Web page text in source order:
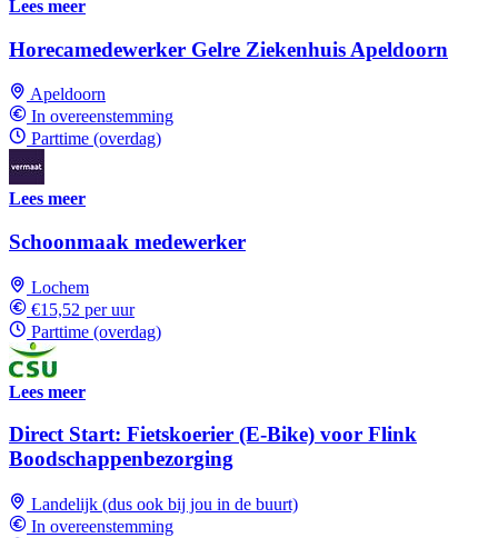
Lees meer
Horecamedewerker Gelre Ziekenhuis Apeldoorn
Apeldoorn
In overeenstemming
Parttime (overdag)
Lees meer
Schoonmaak medewerker
Lochem
€15,52 per uur
Parttime (overdag)
Lees meer
Direct Start: Fietskoerier (E-Bike) voor Flink
Boodschappenbezorging
Landelijk (dus ook bij jou in de buurt)
In overeenstemming